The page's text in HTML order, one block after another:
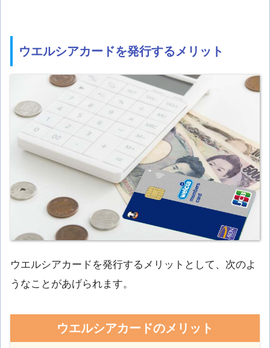
ウエルシアカードを発行するメリット
ウエルシアカードを発行するメリットとして、次のよ
うなことがあげられます。
ウエルシアカードのメリット